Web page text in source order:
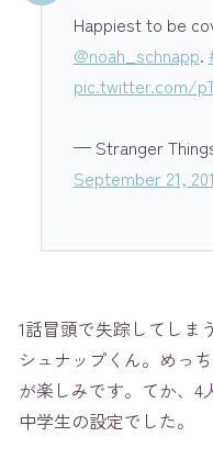
Happiest to be
@noah_schnapp.
pic.twitter.com/
— Stranger
September 21,
1話冒頭で失踪してしま
シュナップくん。めっ
が楽しみです。てか、4
中学生の設定でした。